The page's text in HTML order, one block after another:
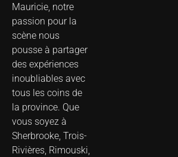
Mauricie, notre
passion pour la
scène nous
pousse à partager
des expériences
inoubliables avec
tous les coins de
la province. Que
vous soyez à
Sherbrooke, Trois-
Rivières, Rimouski,